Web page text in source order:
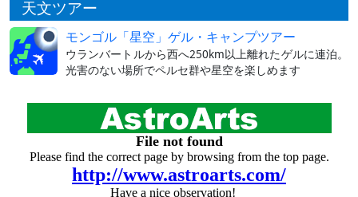
天文ツアー
モンゴル「星空」ゲル・キャンプツアー
ウランバートルから西へ250km以上離れたゲルに連泊。
光害のない場所でペルセ群や星空を楽しめます